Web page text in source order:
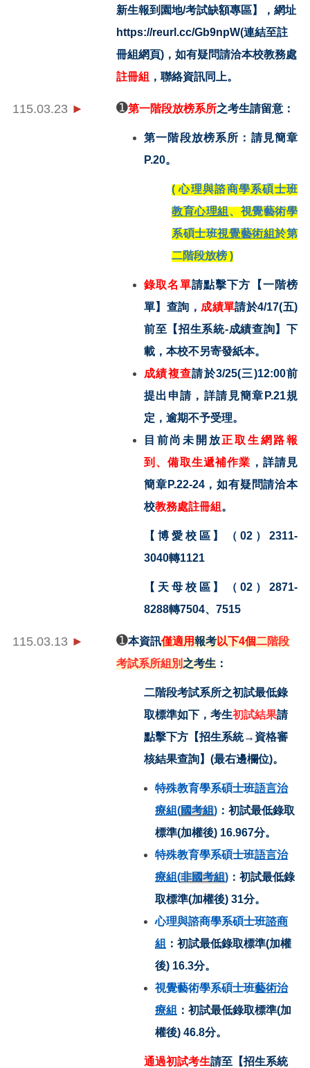
新生報到園地/考試缺額專區】，網址
https://reurl.cc/Gb9npW(連結至註
冊組網頁)，如有疑問請洽本校教務處
註冊組 ，聯絡資訊同上。
115.03.23 ► ➊第一階段放榜系所之考生請留意：
第一階段放榜系所： 請見簡章
P.20。
(心理與諮商學系碩士班
教育心理組 、視覺藝術學
系碩士班視覺藝術組於第
二階段放榜 )
錄取名單請點擊下方【一階榜
單】查詢， 成績單請於4/17(五)
前至【招生系統-成績查詢】下
載，本校不另寄發紙本。
成績複查請於3/25(三)12:00前
提出申請，詳請見簡章P.21規
定，逾期不予受理。
目前尚未開放正取生網路報
到、備取生遞補作業 ，詳請見
簡章P.22-24，如有疑問請洽本
校教務處註冊組 。
【博愛校區】（02）2311-
3040轉1121
【天母校區】（02）2871-
8288轉7504、7515
115.03.13 ► ➊本資訊僅適用報考以下4個二階段
考試系所組別 之考生 ：
二階段考試系所之初試最低錄
取標準如下，考生初試結果請
點擊下方【招生系統→資格審
核結果查詢】(最右邊欄位)。
特殊教育學系碩士班語言治
療組(國考組) ：初試最低錄取
標準(加權後) 16.967分。
特殊教育學系碩士班語言治
療組(非國考組) ：初試最低錄
取標準(加權後) 31分。
心理與諮商學系碩士班諮商
組 ：初試最低錄取標準(加權
後) 16.3分。
視覺藝術學系碩士班藝術治
療組 ：初試最低錄取標準(加
權後) 46.8分。
通過初試考生請至【招生系統